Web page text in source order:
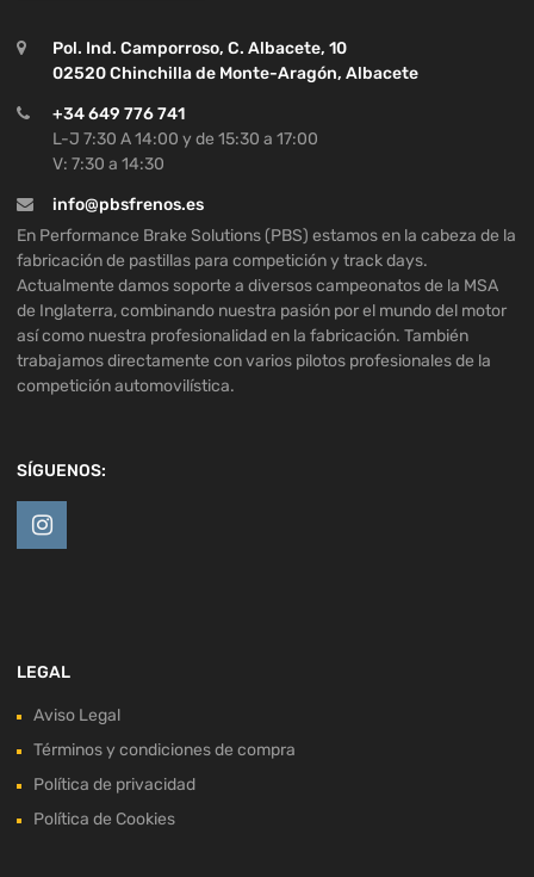
Pol. Ind. Camporroso, C. Albacete, 10
02520 Chinchilla de Monte-Aragón, Albacete
+34 649 776 741
L-J 7:30 A 14:00 y de 15:30 a 17:00
V: 7:30 a 14:30
info@pbsfrenos.es
En Performance Brake Solutions (PBS) estamos en la cabeza de la
fabricación de pastillas para competición y track days.
Actualmente damos soporte a diversos campeonatos de la MSA
de Inglaterra, combinando nuestra pasión por el mundo del motor
así como nuestra profesionalidad en la fabricación. También
trabajamos directamente con varios pilotos profesionales de la
competición automovilística.
SÍGUENOS:
LEGAL
Aviso Legal
Términos y condiciones de compra
Política de privacidad
Política de Cookies